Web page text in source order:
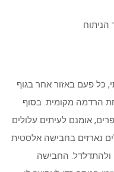
כל פעם באזור אחר בגוף
הרדמה מקומית. בסוף
אומנם לעיתים עלולים
נארזים בחבישה אלסטית
החבישה